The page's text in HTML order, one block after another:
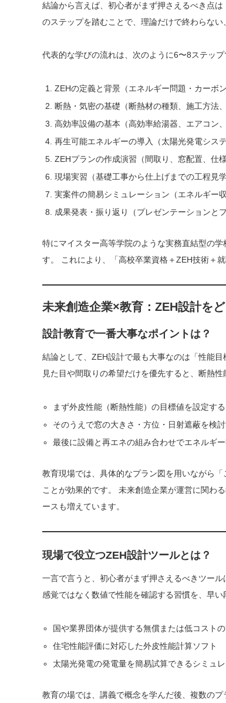
結論から言えば、初心者がまず押さえるべき点
のステップを踏むことで、理論だけで終わらな
代表的な学びの流れは、次のように6〜8ステップ
ZEHの定義と背景（エネルギー問題・カーボ
断熱・気密の基礎（断熱材の種類、施工方法、
高効率設備の基本（高効率給湯器、エアコン
再生可能エネルギーの導入（太陽光発電シス
ZEHプランの作成演習（間取り、窓配置、仕様
現場実習（基礎工事から仕上げまでの工程見
実案件の簡易シミュレーション（エネルギー
成果発表・振り返り（プレゼンテーションと
特にマイスター高等学院のような実務直結型の
す。 これにより、「高校卒業資格＋ZEH技術＋
未来創造企業×教育：ZEH設計を
設計教育で一番大事なポイントは？
結論として、ZEH設計で最も大事なのは「性能
見た目や間取りの希望だけを優先すると、断熱
まず外皮性能（断熱性能）の目標値を設定する
そのうえで窓の大きさ・方位・日射遮蔽を検
最後に設備と再エネの組み合わせでエネルギ
教育現場では、具体的なプラン図を用いながら
ことが効果的です。 未来創造企業が運営に関わ
ースも増えています。
現場で役立つZEH設計ツールとは？
一言で言うと、初心者がまず押さえるべきツー
感覚ではなく数値で性能を確認する習慣を、早い
国や業界団体が提供する無償または低コスト
住宅性能評価に対応した外皮性能計算ソフト
太陽光発電の発電量を簡易試算できるシミュ
教育の場では、講義で概念を学んだ後、複数の